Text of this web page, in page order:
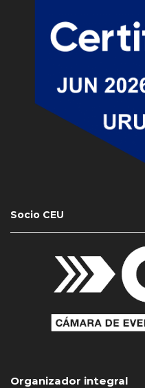
Socio CEU
Organizador integral